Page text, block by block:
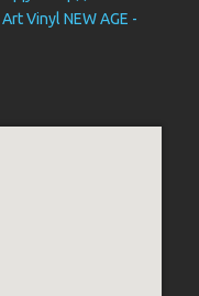
Vinyl NEW AGE -